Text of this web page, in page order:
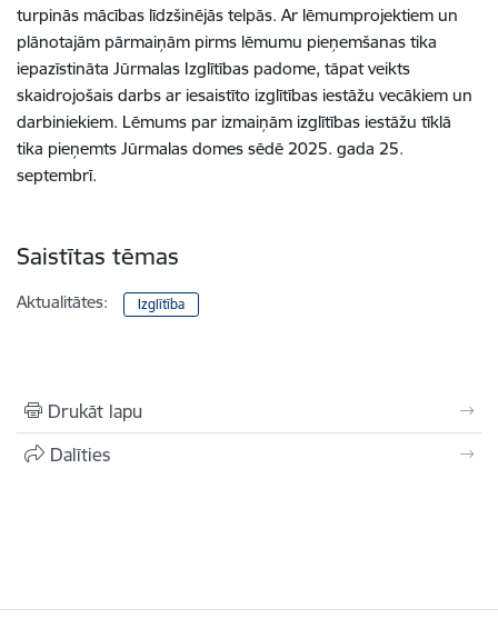
turpinās mācības līdzšinējās telpās. Ar lēmumprojektiem un
plānotajām pārmaiņām pirms lēmumu pieņemšanas tika
iepazīstināta Jūrmalas Izglītības padome, tāpat veikts
skaidrojošais darbs ar iesaistīto izglītības iestāžu vecākiem un
darbiniekiem. Lēmums par izmaiņām izglītības iestāžu tīklā
tika pieņemts Jūrmalas domes sēdē 2025. gada 25.
septembrī.
Saistītas tēmas
Aktualitātes: Izglītība
Drukāt lapu
Dalīties